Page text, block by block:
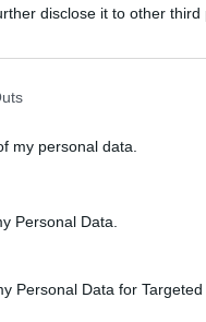
disclose it to other third
my personal data.
Personal Data.
Personal Data for Targeted